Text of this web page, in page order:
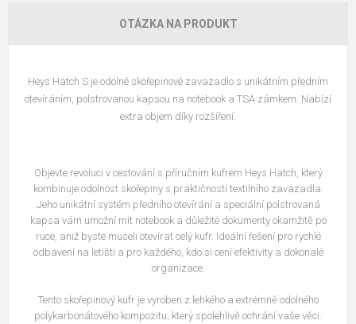
OTÁZKA NA PRODUKT
Heys Hatch S je odolné skořepinové zavazadlo s unikátním předním
otevíráním, polstrovanou kapsou na notebook a TSA zámkem. Nabízí
extra objem díky rozšíření.
Objevte revoluci v cestování s příručním kufrem Heys Hatch, který
kombinuje odolnost skořepiny s praktičností textilního zavazadla.
Jeho unikátní systém předního otevírání a speciální polstrovaná
kapsa vám umožní mít notebook a důležité dokumenty okamžitě po
ruce, aniž byste museli otevírat celý kufr. Ideální řešení pro rychlé
odbavení na letišti a pro každého, kdo si cení efektivity a dokonalé
organizace.
Tento skořepinový kufr je vyroben z lehkého a extrémně odolného
polykarbonátového kompozitu, který spolehlivě ochrání vaše věci.